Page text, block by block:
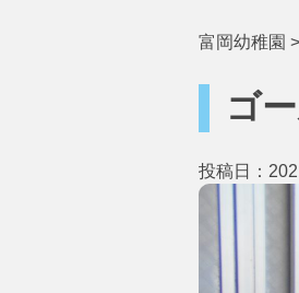
富岡幼稚園 >
ゴ
投稿日：